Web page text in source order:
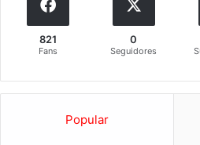
821
Fans
0
Seguidores
Popular